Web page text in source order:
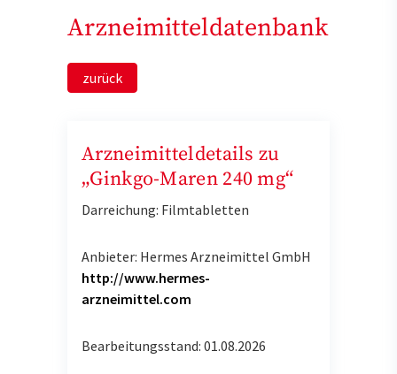
Arzneimitteldatenbank
zurück
Arzneimitteldetails zu
„Ginkgo-Maren 240 mg“
Darreichung: Filmtabletten
Anbieter: Hermes Arzneimittel GmbH
http://www.hermes-
arzneimittel.com
Bearbeitungsstand: 01.08.2026